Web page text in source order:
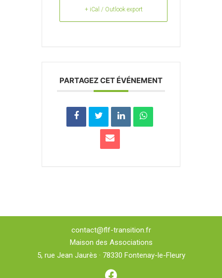
+ iCal / Outlook export
PARTAGEZ CET ÉVÉNEMENT
contact@flf-transition.fr
Maison des Associations
5, rue Jean Jaurès · 78330 Fontenay-le-Fleury